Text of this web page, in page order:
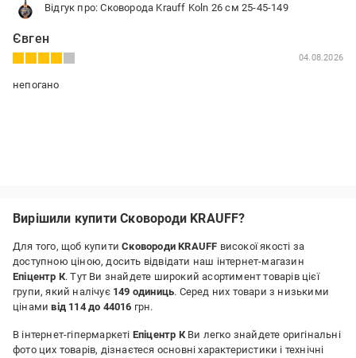
Відгук про: Сковорода Krauff Koln 26 см 25-45-149
Євген
04.08.2026
непогано
Вирішили купити Сковороди KRAUFF?
Для того, щоб купитиСковороди KRAUFF високої якості за
доступною ціною, досить відвідати наш інтернет-магазин
Епіцентр К. Тут Ви знайдете широкий асортимент товарів цієї
групи, який налічує 149 одиниць. Серед них товари з низькими
цінамивід 114 до 44016 грн.
В інтернет-гіпермаркеті Епіцентр КВи легко знайдете оригінальні
фото цих товарів, дізнаєтеся основні характеристики і технічні